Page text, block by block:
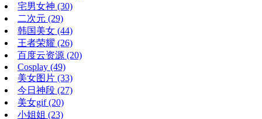
宅男女神 (30)
二次元 (29)
韩国美女 (44)
王者荣耀 (26)
百度云资源 (20)
Cosplay (49)
美女图片 (33)
今日神段 (27)
美女gif(20)
小姐姐 (23)